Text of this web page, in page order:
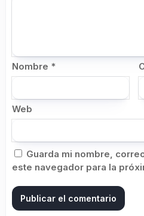
Nombre *
Web
Guarda mi nombre,
este navegador para la